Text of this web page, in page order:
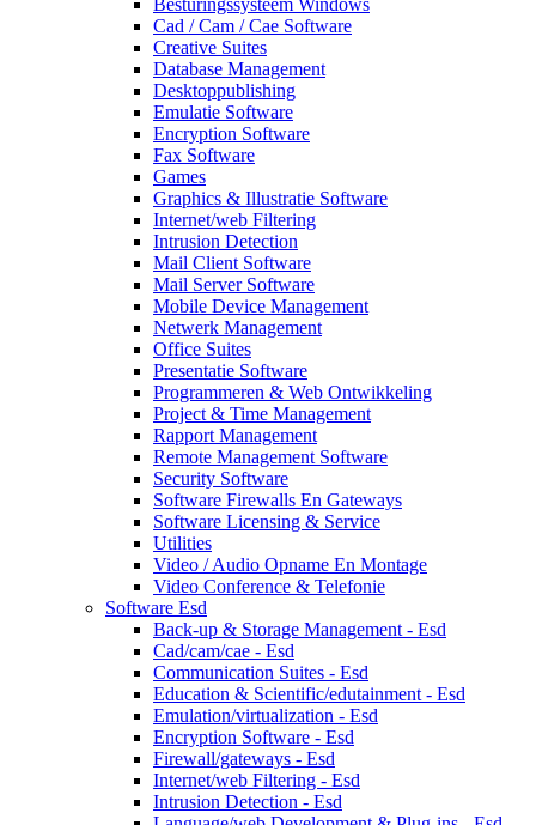
Cad / Cam / Cae Software
Creative Suites
Database Management
Desktoppublishing
Emulatie Software
Encryption Software
Fax Software
Games
Graphics & Illustratie Software
Internet/web Filtering
Intrusion Detection
Mail Client Software
Mail Server Software
Mobile Device Management
Netwerk Management
Office Suites
Presentatie Software
Programmeren & Web Ontwikkeling
Project & Time Management
Rapport Management
Remote Management Software
Security Software
Software Firewalls En Gateways
Software Licensing & Service
Utilities
Video / Audio Opname En Montage
Video Conference & Telefonie
Software Esd
Back-up & Storage Management - Esd
Cad/cam/cae - Esd
Communication Suites - Esd
Education & Scientific/edutainment - Esd
Emulation/virtualization - Esd
Encryption Software - Esd
Firewall/gateways - Esd
Internet/web Filtering - Esd
Intrusion Detection - Esd